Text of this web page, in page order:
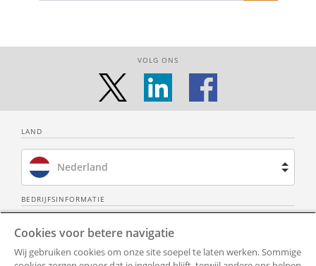
VOLG ONS
LAND
Nederland
Brazilië
Spanje
Frankrijk
BEDRIJFSINFORMATIE
Privacy Policy Alle documenten
Cookies voor betere navigatie
Wij gebruiken cookies om onze site soepel te laten werken. Sommige